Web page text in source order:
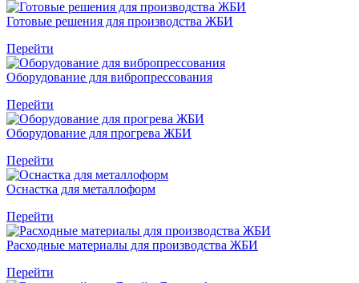
Готовые решения для производства ЖБИ
Перейти
Оборудование для вибропрессования
Перейти
Оборудование для прогрева ЖБИ
Перейти
Оснастка для металлоформ
Перейти
Расходные материалы для производства ЖБИ
Перейти